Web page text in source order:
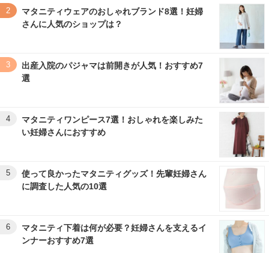
2
マタニティウェアのおしゃれブランド8選！妊婦
さんに人気のショップは？
3
出産入院のパジャマは前開きが人気！おすすめ7
選
4
マタニティワンピース7選！おしゃれを楽しみた
い妊婦さんにおすすめ
5
使って良かったマタニティグッズ！先輩妊婦さん
に調査した人気の10選
6
マタニティ下着は何が必要？妊婦さんを支えるイ
ンナーおすすめ7選